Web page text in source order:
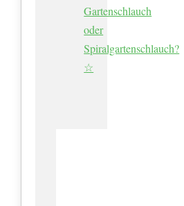
Gartenschlauch
oder
Spiralgartenschlauch?
☆